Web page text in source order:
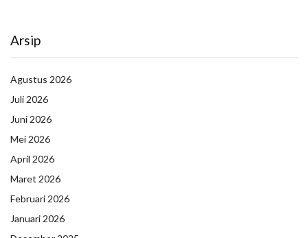
Arsip
Agustus 2026
Juli 2026
Juni 2026
Mei 2026
April 2026
Maret 2026
Februari 2026
Januari 2026